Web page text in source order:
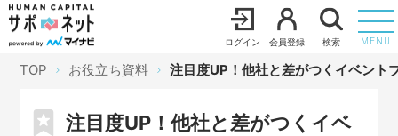
ログイン 会員登録 検索 MENU
TOP お役立ち資料 注目度UP！他社と差がつくイベント
注目度UP！他社と差がつくイベ